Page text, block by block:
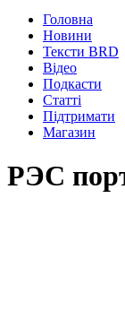
Головна
Новини
Тексти BRD
Відео
Подкасти
Статті
Підтримати
Магазин
РЭС